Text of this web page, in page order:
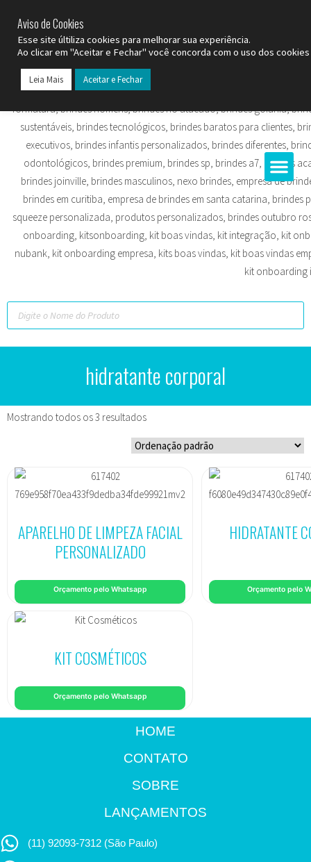
hidratante corporal
Mostrando todos os 3 resultados
APARELHO DE LIMPEZA FACIAL
PERSONALIZADO
Orçamento pelo Whatsapp
HIDRATANTE
Orçamento pelo
KIT COSMÉTICOS
Orçamento pelo Whatsapp
HOME
CONTATO
SOBRE
LANÇAMENTOS
(11) 92093-7312 (São Paulo)
Aviso de Cookies
Esse site últiliza cookies para melhorar sua experiência.
Ao clicar em "Aceitar e Fechar" você concorda com o uso dos
Leia Mais Aceitar e Fechar